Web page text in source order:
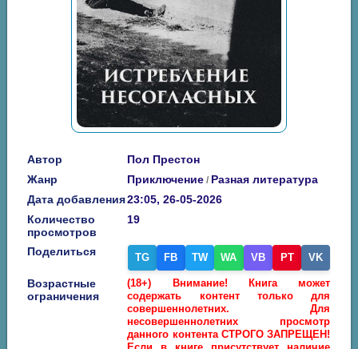
Автор
Пол Престон
Жанр
Приключение / Разная литература
Дата добавления23:05, 26-05-2026
Количество
просмотров
19
Поделиться TG FB TW WA VB PT VK
Возрастные
ограничения
(18+) Внимание! Книга может
содержать контент только для
совершеннолетних. Для
несовершеннолетних просмотр
данного контента СТРОГО ЗАПРЕЩЕН!